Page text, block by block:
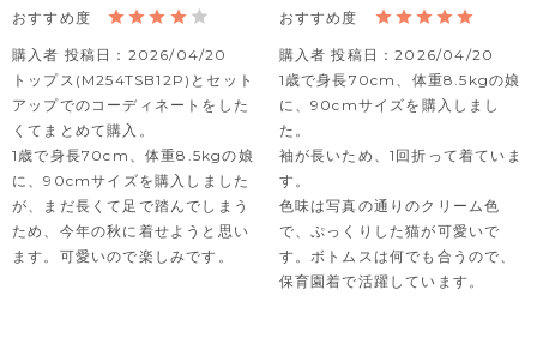
購入者 投稿日
2026/04/20
トップス(M254TSB12P)とセット
アップでのコーディネートをした
くてまとめて購入。
1歳で身長70cm、体重8.5kgの娘
に、90cmサイズを購入しました
が、まだ長くて足で踏んでしまう
ため、今年の秋に着せようと思い
ます。可愛いので楽しみです。
購入者 投稿日
2026/04/20
1歳で身長70cm、体重8.5kgの娘
に、90cmサイズを購入しまし
た。
袖が長いため、1回折って着ていま
す。
色味は写真の通りのクリーム色
で、ぷっくりした猫が可愛いで
す。ボトムスは何でも合うので、
保育園着で活躍しています。